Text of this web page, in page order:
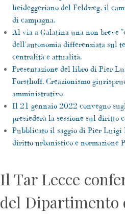
heideggeriano del Feldweg, il
di campagna.
Al via a Galatina una non breve
dell'autonomia differenziata sul
centralità e attualità.
Presentazione del libro di Pier
Forsthoff. Creazionismo
amministrativo
Il 21 gennaio 2022 convegno
presiederà la sessione sul diritto
Pubblicato il saggio di Pier
diritto urbanistico e normazione
Il Tar Lecce
del Dipartimento